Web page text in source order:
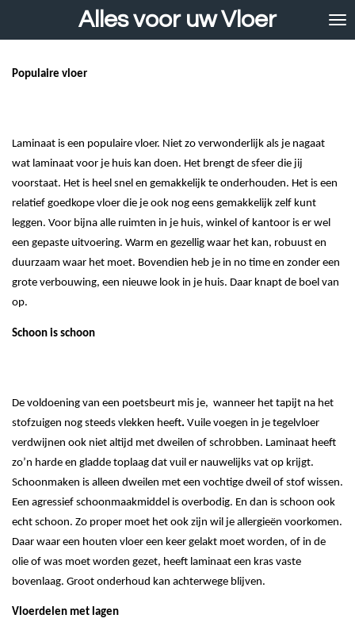
de
Alles voor uw Vloer
Populaire vloer
Laminaat is een populaire vloer. Niet zo verwonderlijk als je nagaat
wat laminaat voor je huis kan doen. Het brengt de sfeer die jij
voorstaat. Het is heel snel en gemakkelijk te onderhouden. Het is een
relatief goedkope vloer die je ook nog eens gemakkelijk zelf kunt
leggen. Voor bijna alle ruimten in je huis, winkel of kantoor is er wel
een gepaste uitvoering. Warm en gezellig waar het kan, robuust en
duurzaam waar het moet. Bovendien heb je in no time en zonder een
grote verbouwing, een nieuwe look in je huis. Daar knapt de boel van
op.
Schoon is schoon
De voldoening van een poetsbeurt mis je, wanneer het tapijt na het
stofzuigen nog steeds vlekken heeft. Vuile voegen in je tegelvloer
verdwijnen ook niet altijd met dweilen of schrobben. Laminaat heeft
zo’n harde en gladde toplaag dat vuil er nauwelijks vat op krijgt.
Schoonmaken is alleen dweilen met een vochtige dweil of stof wissen.
Een agressief schoonmaakmiddel is overbodig. En dan is schoon ook
echt schoon. Zo proper moet het ook zijn wil je allergieën voorkomen.
Daar waar een houten vloer een keer gelakt moet worden, of in de
olie of was moet worden gezet, heeft laminaat een kras vaste
bovenlaag. Groot onderhoud kan achterwege blijven.
Vloerdelen met lagen